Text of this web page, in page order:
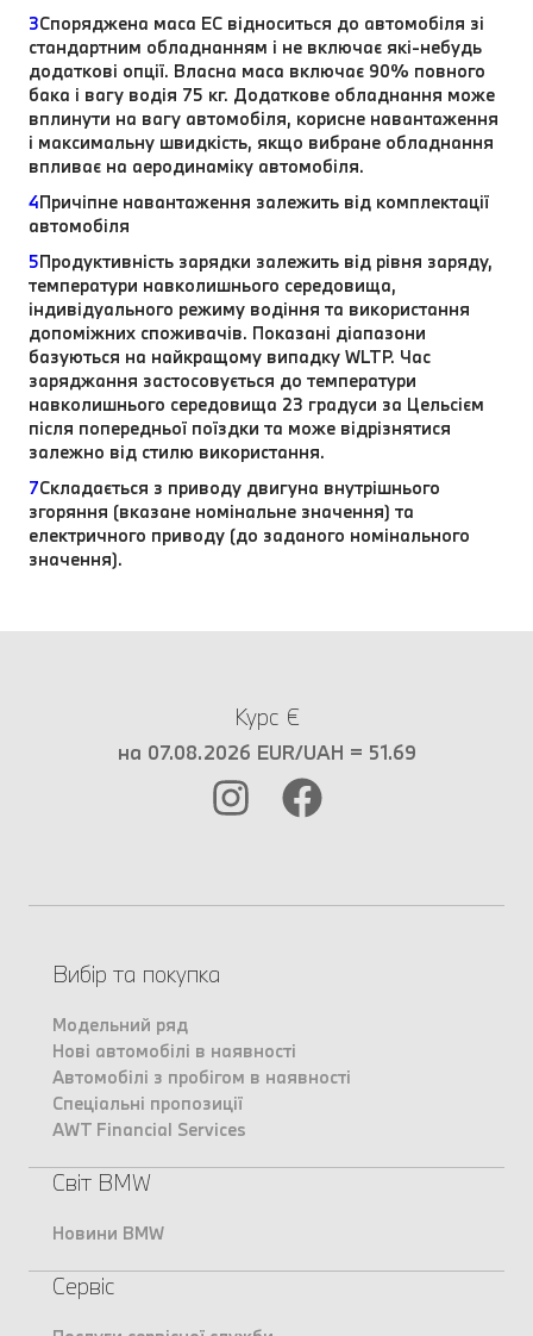
3Споряджена маса EC відноситься до автомобіля зі
стандартним обладнанням і не включає які-небудь
додаткові опції. Власна маса включає 90% повного
бака і вагу водія 75 кг. Додаткове обладнання може
вплинути на вагу автомобіля, корисне навантаження
і максимальну швидкість, якщо вибране обладнання
впливає на аеродинаміку автомобіля.
4Причіпне навантаження залежить від комплектації
автомобіля
5Продуктивність зарядки залежить від рівня заряду,
температури навколишнього середовища,
індивідуального режиму водіння та використання
допоміжних споживачів. Показані діапазони
базуються на найкращому випадку WLTP. Час
заряджання застосовується до температури
навколишнього середовища 23 градуси за Цельсієм
після попередньої поїздки та може відрізнятися
залежно від стилю використання.
7Складається з приводу двигуна внутрішнього
згоряння (вказане номінальне значення) та
електричного приводу (до заданого номінального
значення).
Курс €
на 07.08.2026 EUR/UAH = 51.69
Вибір та покупка
Модельний ряд
Нові автомобілі в наявності
Автомобілі з пробігом в наявності
Спеціальні пропозиції
AWT Financial Services
Світ BMW
Новини BMW
Сервіс